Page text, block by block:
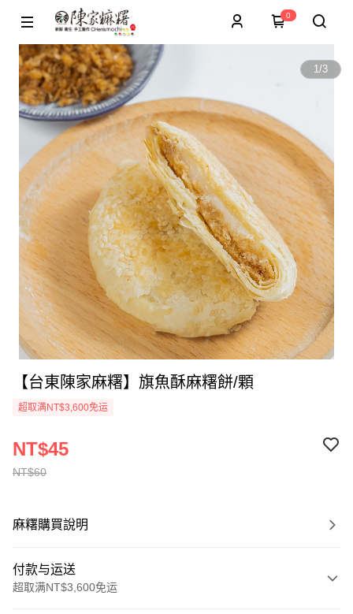
0
1/3
【台東陳家麻糬】旗魚酥麻糬餅/顆
超取满NT$3,600免运
NT$60
NT$45
麻糬購買說明
付款与运送
超取满NT$3,600免运